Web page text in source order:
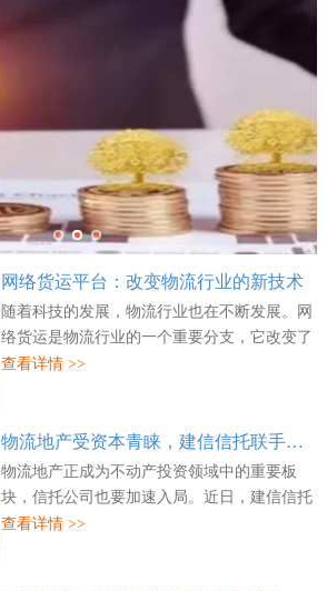
网络货运平台：改变物流行业的新技术
随着科技的发展，物流行业也在不断发展。网
络货运是物流行业的一个重要分支，它改变了
传统物流的方式，为企业和消费者提供了更多
查看详情 >>
物流地产受资本青睐，建信信托联手万纬物流并购两处资产
物流地产正成为不动产投资领域中的重要板
块，信托公司也要加速入局。近日，建信信托
对外披露，已联合万纬物流及信建赢石成功并
查看详情 >>